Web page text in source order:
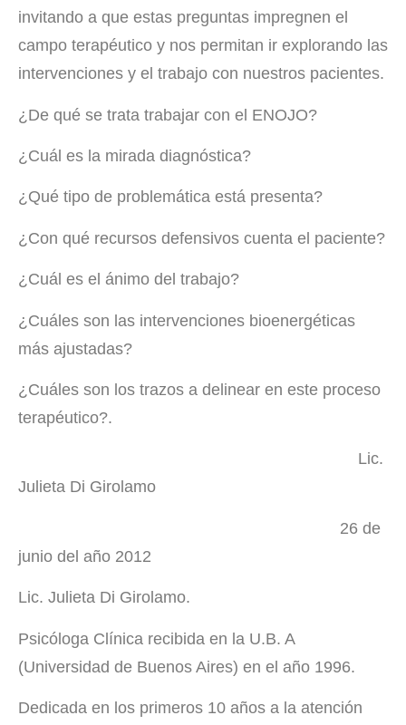
invitando a que estas preguntas impregnen el
campo terapéutico y nos permitan ir explorando las
intervenciones y el trabajo con nuestros pacientes.
¿De qué se trata trabajar con el ENOJO?
¿Cuál es la mirada diagnóstica?
¿Qué tipo de problemática está presenta?
¿Con qué recursos defensivos cuenta el paciente?
¿Cuál es el ánimo del trabajo?
¿Cuáles son las intervenciones bioenergéticas
más ajustadas?
¿Cuáles son los trazos a delinear en este proceso
terapéutico?.
Lic.
Julieta Di Girolamo
26 de
junio del año 2012
Lic. Julieta Di Girolamo.
Psicóloga Clínica recibida en la U.B. A
(Universidad de Buenos Aires) en el año 1996.
Dedicada en los primeros 10 años a la atención